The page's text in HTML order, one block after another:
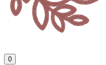
0